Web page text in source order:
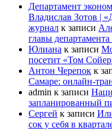
Департамент
Владислав Зотов |
журнал к записи
главы
Юлиана к записи
посетит «Том
Антон Черепок к
Самаре: онлайн-
admin к записи
запланированный
Сергей к записи
сок у себя в